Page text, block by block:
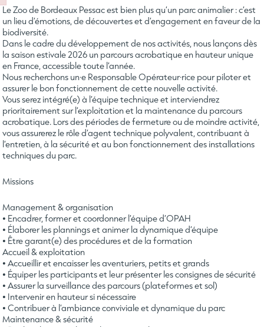
Le Zoo de Bordeaux Pessac est bien plus qu’un parc animalier : c’est
un lieu d’émotions, de découvertes et d’engagement en faveur de la
biodiversité.
Dans le cadre du développement de nos activités, nous lançons dès
la saison estivale 2026 un parcours acrobatique en hauteur unique
en France, accessible toute l’année.
Nous recherchons un·e Responsable Opérateur·rice pour piloter et
assurer le bon fonctionnement de cette nouvelle activité.
Vous serez intégré(e) à l’équipe technique et interviendrez
prioritairement sur l’exploitation et la maintenance du parcours
acrobatique. Lors des périodes de fermeture ou de moindre activité,
vous assurerez le rôle d’agent technique polyvalent, contribuant à
l’entretien, à la sécurité et au bon fonctionnement des installations
techniques du parc.
Missions
Management & organisation
• Encadrer, former et coordonner l’équipe d’OPAH
• Élaborer les plannings et animer la dynamique d’équipe
• Être garant(e) des procédures et de la formation
Accueil & exploitation
• Accueillir et encaisser les aventuriers, petits et grands
• Équiper les participants et leur présenter les consignes de sécurité
• Assurer la surveillance des parcours (plateformes et sol)
• Intervenir en hauteur si nécessaire
• Contribuer à l’ambiance conviviale et dynamique du parc
Maintenance & sécurité
to initialize plugin: wplink